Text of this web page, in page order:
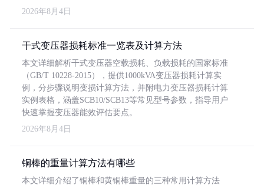
2026年8月4日
干式变压器损耗标准一览表及计算方法
本文详细解析干式变压器空载损耗、负载损耗的国家标准
（GB/T 10228-2015），提供1000kVA变压器损耗计算实
例，分步骤说明变损计算方法，并附电力变压器损耗计算
实例表格，涵盖SCB10/SCB13等常见型号参数，指导用户
快速掌握变压器能效评估要点。
2026年8月4日
铜棒的重量计算方法有哪些
本文详细介绍了铜棒和黄铜棒重量的三种常用计算方法